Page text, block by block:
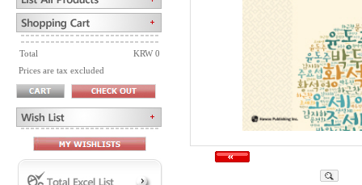
Total
KRW 0
Prices are tax excluded